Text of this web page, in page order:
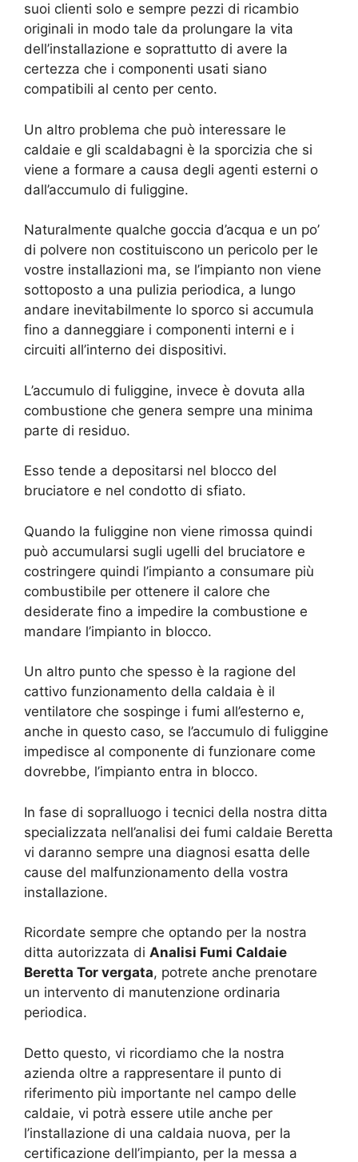
suoi clienti solo e sempre pezzi di ricambio
originali in modo tale da prolungare la vita
dell’installazione e soprattutto di avere la
certezza che i componenti usati siano
compatibili al cento per cento.
Un altro problema che può interessare le
caldaie e gli scaldabagni è la sporcizia che si
viene a formare a causa degli agenti esterni o
dall’accumulo di fuliggine.
Naturalmente qualche goccia d’acqua e un po’
di polvere non costituiscono un pericolo per le
vostre installazioni ma, se l’impianto non viene
sottoposto a una pulizia periodica, a lungo
andare inevitabilmente lo sporco si accumula
fino a danneggiare i componenti interni e i
circuiti all’interno dei dispositivi.
L’accumulo di fuliggine, invece è dovuta alla
combustione che genera sempre una minima
parte di residuo.
Esso tende a depositarsi nel blocco del
bruciatore e nel condotto di sfiato.
Quando la fuliggine non viene rimossa quindi
può accumularsi sugli ugelli del bruciatore e
costringere quindi l’impianto a consumare più
combustibile per ottenere il calore che
desiderate fino a impedire la combustione e
mandare l’impianto in blocco.
Un altro punto che spesso è la ragione del
cattivo funzionamento della caldaia è il
ventilatore che sospinge i fumi all’esterno e,
anche in questo caso, se l’accumulo di fuliggine
impedisce al componente di funzionare come
dovrebbe, l’impianto entra in blocco.
In fase di sopralluogo i tecnici della nostra ditta
specializzata nell’analisi dei fumi caldaie Beretta
vi daranno sempre una diagnosi esatta delle
cause del malfunzionamento della vostra
installazione.
Ricordate sempre che optando per la nostra
ditta autorizzata di Analisi Fumi Caldaie
Beretta Tor vergata, potrete anche prenotare
un intervento di manutenzione ordinaria
periodica.
Detto questo, vi ricordiamo che la nostra
azienda oltre a rappresentare il punto di
riferimento più importante nel campo delle
caldaie, vi potrà essere utile anche per
l’installazione di una caldaia nuova, per la
certificazione dell’impianto, per la messa a